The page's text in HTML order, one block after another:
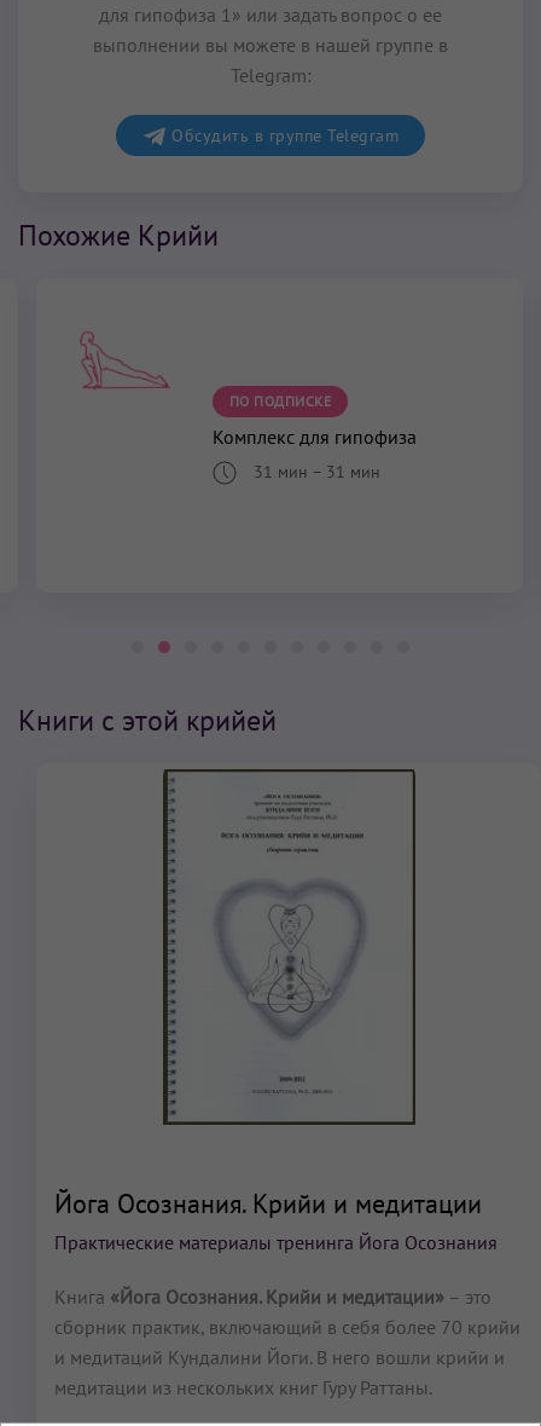
для гипофиза 1» или задать вопрос о ее
выполнении вы можете в нашей группе в
Telegram:
Обсудить в группе Telegram
Похожие Крийи
ПО ПОДПИСКЕ
Комплекс для гипофиза
31 мин – 31 мин
Книги с этой крийей
Йога Осознания. Крийи и медитации
Практические материалы тренинга Йога Осознания
Книга «Йога Осознания. Крийи и медитации» – это
сборник практик, включающий в себя более 70 крийи
и медитаций Кундалини Йоги. В него вошли крийи и
медитации из нескольких книг Гуру Раттаны.